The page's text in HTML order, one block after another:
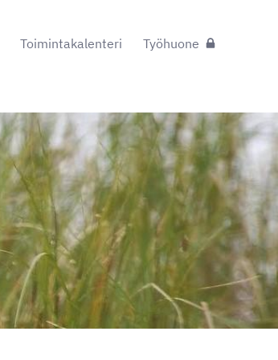
Toimintakalenteri
Työhuone